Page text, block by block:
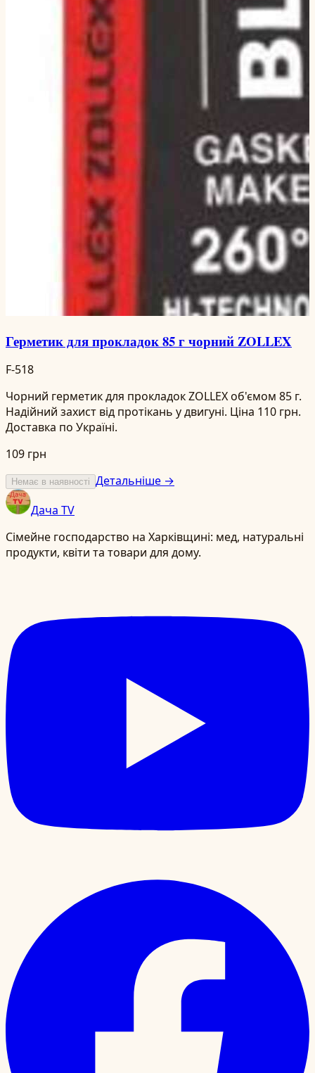
Герметик для прокладок 85 г чорний ZOLLEX
F-518
Чорний герметик для прокладок ZOLLEX об'ємом 85 г.
Надійний захист від протікань у двигуні. Ціна 110 грн.
Доставка по Україні.
109 грн
Немає в наявності Детальніше →
Дача TV
Сімейне господарство на Харківщині: мед, натуральні
продукти, квіти та товари для дому.